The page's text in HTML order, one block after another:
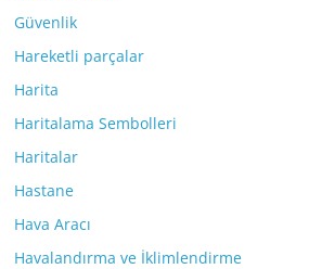
Güvenlik
Hareketli parçalar
Harita
Haritalama Sembolleri
Haritalar
Hastane
Hava Aracı
Havalandırma ve İklimlendirme